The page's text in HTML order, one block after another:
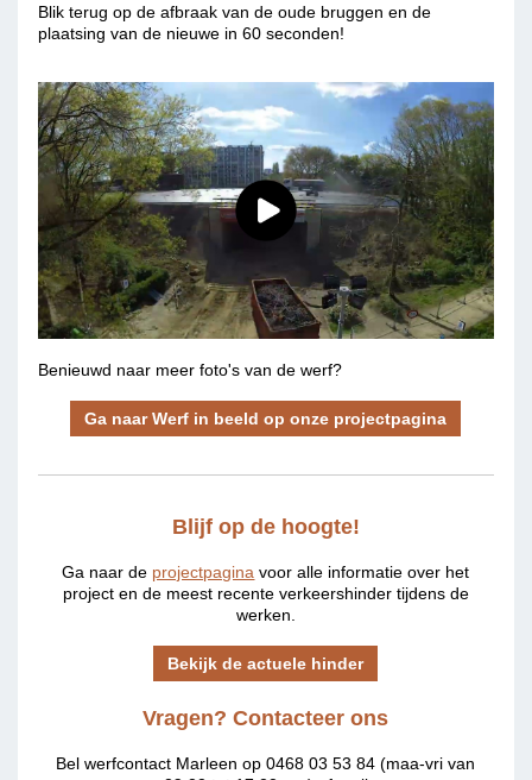
Blik terug op de afbraak van de oude bruggen en de
plaatsing van de nieuwe in 60 seconden!
Benieuwd naar meer foto's van de werf?
Ga naar Werf in beeld op onze projectpagina
Blijf op de hoogte!
Ga naar de projectpagina voor alle informatie over het
project en de meest recente verkeershinder tijdens de
werken.
Bekijk de actuele hinder
Vragen? Contacteer ons
Bel werfcontact Marleen op 0468 03 53 84 (maa-vri van